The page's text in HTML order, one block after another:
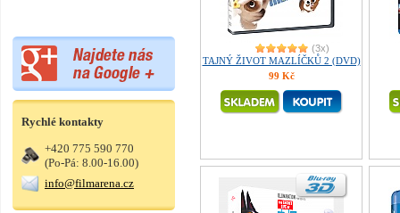
Rychlé kontakty
+420 775 590 770
(Po-Pá: 8.00-16.00)
info@filmarena.cz
(3x)
TAJNÝ ŽIVOT MAZLÍČKŮ 2 (DVD)
99 Kč